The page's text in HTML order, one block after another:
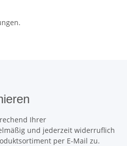
Ihrer
und jederzeit widerruflich
per E-Mail zu.